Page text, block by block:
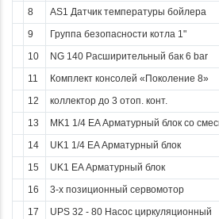
8
AS1 Датчик температуры бойлера
9
Группа безопасности котла 1"
10
NG 140 Расширительный бак 6 bar
11
Комплект консолей «Поколение 8»
12
коллектор до 3 отоп. конт.
13
MK1 1/4 EA Арматурный блок со
14
UK1 1/4 EA Арматурный блок
15
UK1 EA Арматурный блок
16
3-х позиционный сервомотор
17
UPS 32 - 80 Насос циркуляционный